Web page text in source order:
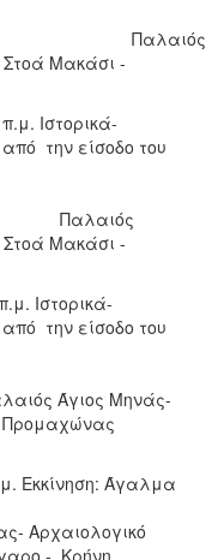
Μακάσι -
Ιστορικά-
την είσοδο του
Μακάσι -
Ιστορικά-
την είσοδο του
Μηνάς-
Προμαχώνας
Εκκίνηση: Άγαλμα
- Κρήνη